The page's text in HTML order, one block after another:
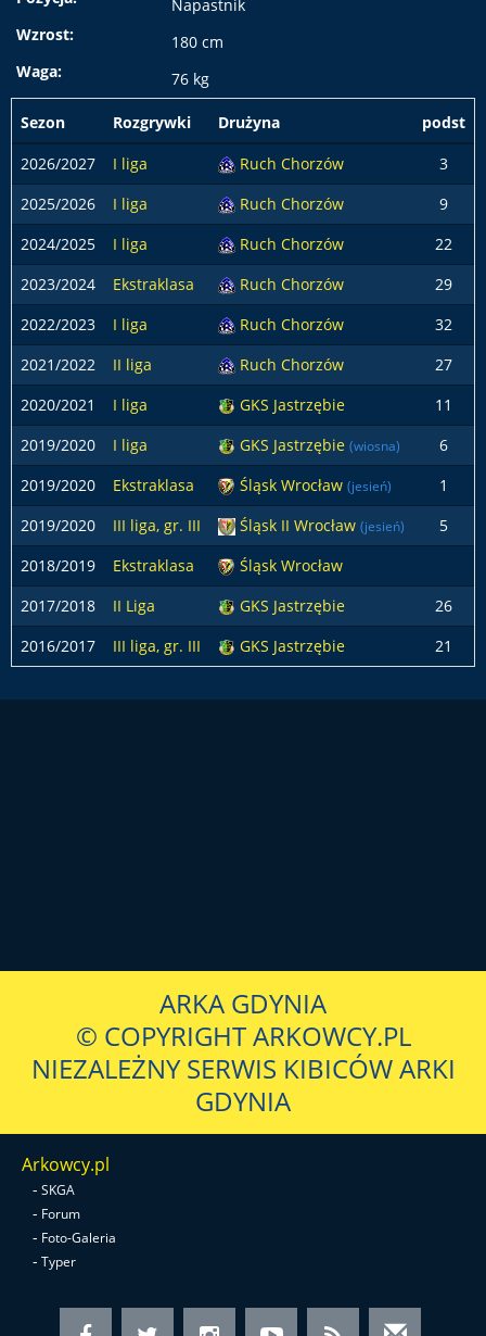
Napastnik
Wzrost:
180 cm
Waga:
76 kg
Sezon Rozgrywki Drużyna podst
2026/2027
I liga Ruch Chorzów
3
2025/2026
I liga Ruch Chorzów
9
2024/2025
I liga Ruch Chorzów
22
2023/2024
Ekstraklasa Ruch Chorzów
29
2022/2023
I liga Ruch Chorzów
32
2021/2022
II liga Ruch Chorzów
27
2020/2021
I liga GKS Jastrzębie
11
2019/2020
I liga GKS Jastrzębie (wiosna)
6
2019/2020
Ekstraklasa Śląsk Wrocław (jesień)
1
2019/2020
III liga, gr. III Śląsk II Wrocław (jesień)
5
2018/2019
Ekstraklasa
Śląsk Wrocław
2017/2018
II Liga GKS Jastrzębie
26
2016/2017
III liga, gr. III GKS Jastrzębie 21
ARKA GDYNIA
© COPYRIGHT ARKOWCY.PL
NIEZALEŻNY SERWIS KIBICÓW ARKI
GDYNIA
Arkowcy.pl
- SKGA
- Forum
- Foto-Galeria
- Typer